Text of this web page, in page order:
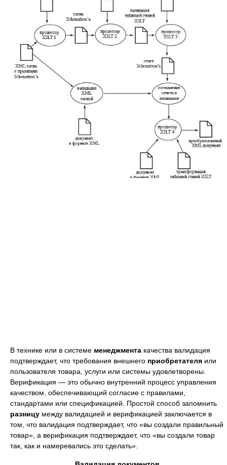
В технике или в системе менеджмента качества валидация
подтверждает, что требования внешнего приобретателя или
пользователя товара, услуги или системы удовлетворены.
Верификация — это обычно внутренний процесс управления
качеством, обеспечивающий согласие с правилами,
стандартами или спецификацией. Простой способ запомнить
разницу между валидацией и верификацией заключается в
том, что валидация подтверждает, что «вы создали правильный
товар», а верификация подтверждает, что «вы создали товар
так, как и намеревались это сделать».